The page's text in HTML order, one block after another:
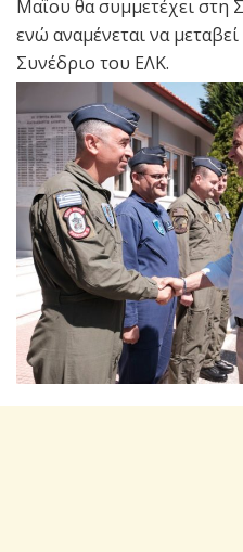
Μαΐου θα συμμετέχει στη
ενώ αναμένεται να
Συνέδριο του ΕΛΚ.